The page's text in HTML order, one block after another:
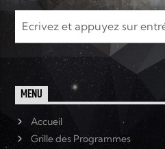
MENU
Accueil
Grille des Programmes